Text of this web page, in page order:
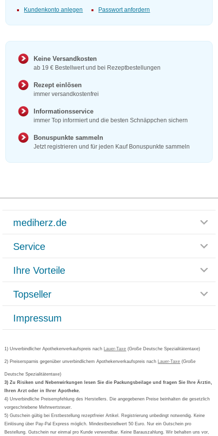
Kundenkonto anlegen Passwort anfordern
Keine Versandkosten
ab 19 € Bestellwert und bei Rezeptbestellungen
Rezept einlösen
immer versandkostenfrei
Informationsservice
immer Top informiert und die besten Schnäppchen sichern
Bonuspunkte sammeln
Jetzt registrieren und für jeden Kauf Bonuspunkte sammeln
mediherz.de
Glossar
Häufig gestellte Fragen
Datenschutz
AGB
Cookie-Einstellungen
Vertrag widerrufen
Service
Rücksendemöglichkeit
Paketlieferstatus
Versandkosten
Bestellschein ausfüllen
Newsletteranmeldung
Ihre Vorteile
Rezeptlieferung
Bonusprogramm
Gutschein und Rabatte
Kundenbewertung
Topseller
Grippostad
Bepanthen
Formoline
Wick
Eucerin
Basica
Impressum
1) Unverbindlicher Apothekenverkaufspreis nach Lauer-Taxe (Große Deutsche Spezialitätentaxe)
2) Preisersparnis gegenüber unverbindlichem Apothekenverkaufspreis nach Lauer-Taxe (Große
Deutsche Spezialitätentaxe)
3) Zu Risiken und Nebenwirkungen lesen Sie die Packungsbeilage und fragen Sie Ihre Ärztin,
Ihren Arzt oder in Ihrer Apotheke.
4) Unverbindliche Preisempfehlung des Herstellers. Die angegebenen Preise beinhalten die gesetzlich
vorgeschriebene Mehrwertsteuer.
5) Gutschein gültig bei Erstbestellung rezeptfreier Artikel. Registrierung unbedingt notwendig. Keine
Einlösung über Pay-Pal Express möglich. Mindestbestellwert 50 Euro. Nur ein Gutschein pro
Bestellung. Gutschein nur einmal pro Kunde verwendbar. Keine Barauszahlung. Wir behalten uns vor,